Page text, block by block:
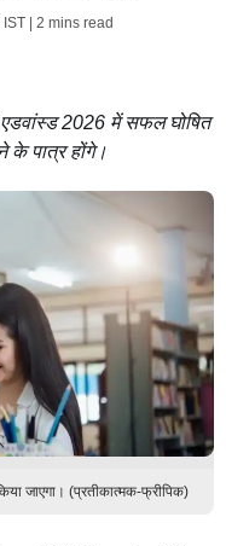
| 2 mins read
2026 में सफल घोषित
के पात्र होंगे।
जाएगा। (प्रतीकात्मक-फ्रीपिक)